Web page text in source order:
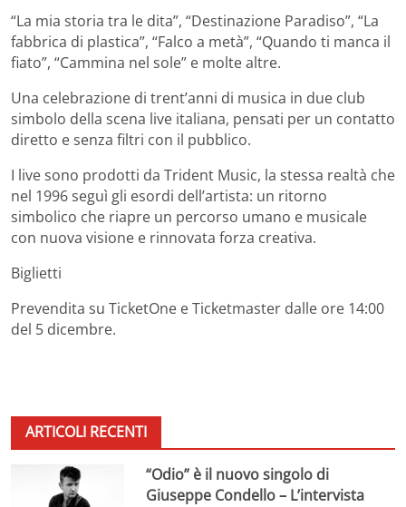
“La mia storia tra le dita”, “Destinazione Paradiso”, “La
fabbrica di plastica”, “Falco a metà”, “Quando ti manca il
fiato”, “Cammina nel sole” e molte altre.
Una celebrazione di trent’anni di musica in due club
simbolo della scena live italiana, pensati per un contatto
diretto e senza filtri con il pubblico.
I live sono prodotti da Trident Music, la stessa realtà che
nel 1996 seguì gli esordi dell’artista: un ritorno
simbolico che riapre un percorso umano e musicale
con nuova visione e rinnovata forza creativa.
Biglietti
Prevendita su TicketOne e Ticketmaster dalle ore 14:00
del 5 dicembre.
ARTICOLI RECENTI
“Odio” è il nuovo singolo di
Giuseppe Condello – L’intervista